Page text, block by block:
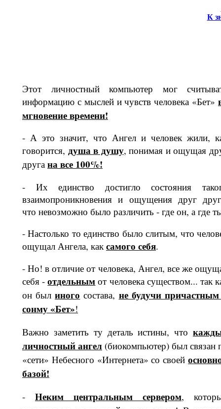
К
Этот личностный компьютер мог
информацию с мыслей и чувств человека «Бет»
мгновение време­ни!
- А это значит, что Ангел и человек жили,
говорится, душа в душу, понимая и ощущая
друга на все 100%!
- Их единство достигло состояния
взаимопроникновения и ощуще­ния друг
что невозможно было различить - где он, а где
- Настолько то единство было слитым, что
ощущал Ангела, как самого себя.
- Но! в отличие от человека, Ангел, все же
себя -отдельным от че­ловека существом... так
он былиного состава, не будучи
сонму «Бет»!
Важно заметить ту деталь истины, что
личностный ангел (биоком­пьютер) был связан
«сети» Небесного «Интернета» со своей
ба­зой!
- Неким центральным сервером,